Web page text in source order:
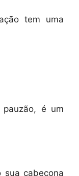
tem uma
pauzão, é um
sua cabeçona